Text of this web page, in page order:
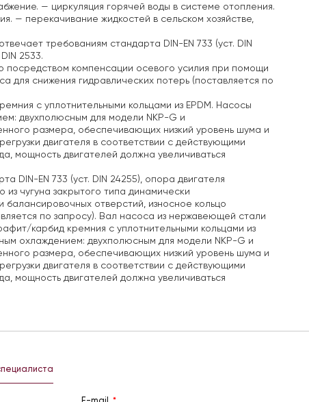
— циркуляция горячей воды в системе отопления.
— перекачивание жидкостей в сельском хозяйстве,
требованиям стандарта DIN-EN 733 (уст. DIN
2533.
посредством компенсации осевого усилия при помощи
для снижения гидравлических потерь (поставляется по
с уплотнительными кольцами из EPDM. Насосы
двухполюсным для модели NKP-G и
размера, обеспечивающих низкий уровень шума и
двигателя в соответствии с действующими
мощность двигателей должна увеличиваться
DIN-EN 733 (уст. DIN 24255), опора двигателя
из чугуна закрытого типа динамически
отверстий, износное кольцо
по запросу). Вал насоса из нержавеющей стали
карбид кремния с уплотнительными кольцами из
охлаждением: двухполюсным для модели NKP-G и
размера, обеспечивающих низкий уровень шума и
двигателя в соответствии с действующими
мощность двигателей должна увеличиваться